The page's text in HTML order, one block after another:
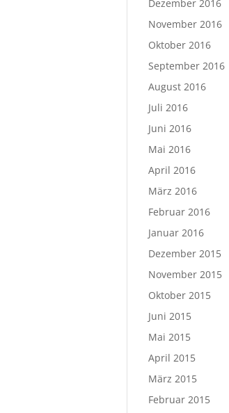
Dezember 2016
November 2016
Oktober 2016
September 2016
August 2016
Juli 2016
Juni 2016
Mai 2016
April 2016
März 2016
Februar 2016
Januar 2016
Dezember 2015
November 2015
Oktober 2015
Juni 2015
Mai 2015
April 2015
März 2015
Februar 2015